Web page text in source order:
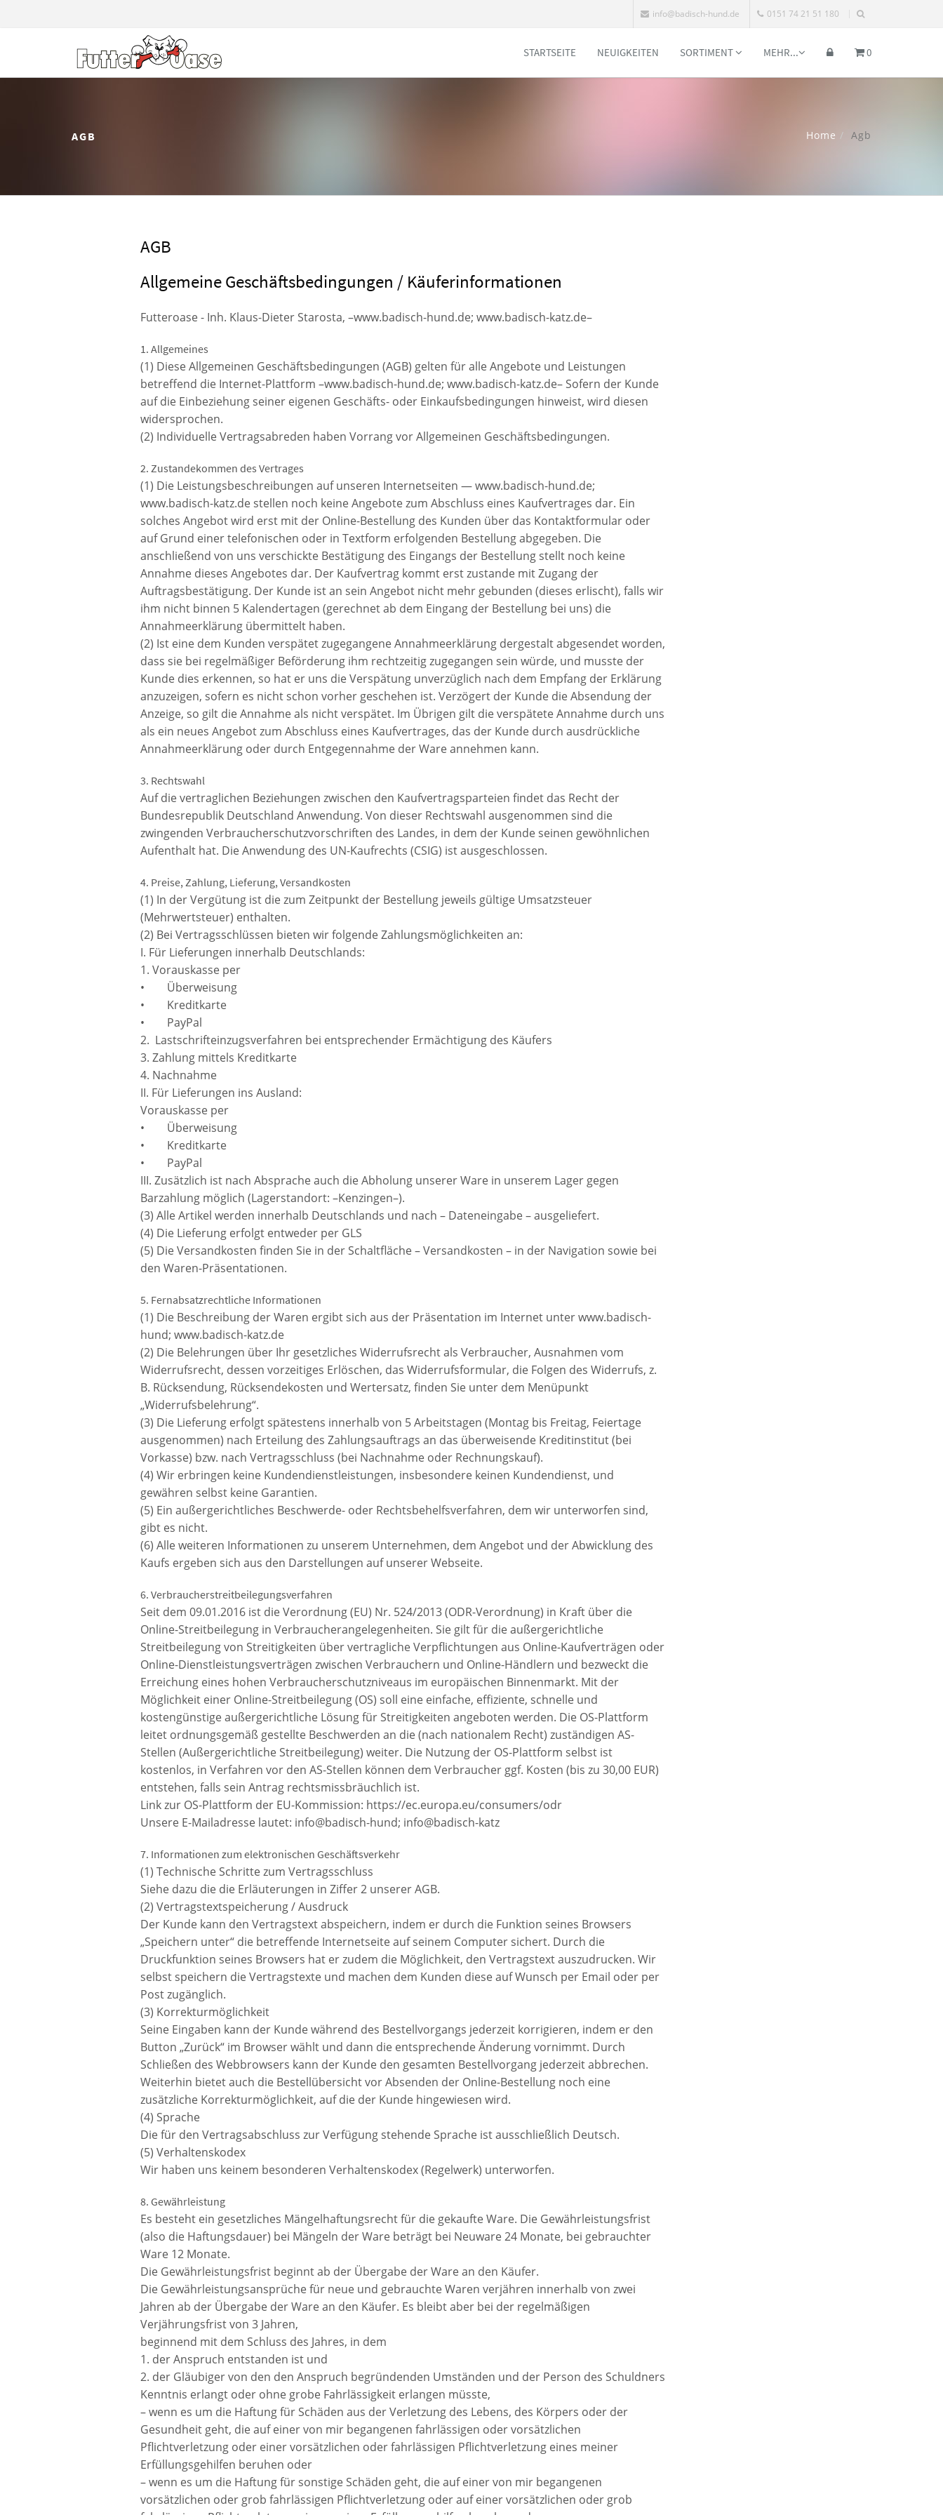
info@badisch-hund.de 0151 74 21 51 180
STARTSEITE NEUIGKEITEN SORTIMENT MEHR... 0
AGB Home Agb
AGB
Allgemeine Geschäftsbedingungen / Käuferinformationen
Futteroase - Inh. Klaus-Dieter Starosta, –www.badisch-hund.de; www.badisch-katz.de–
1. Allgemeines
(1) Diese Allgemeinen Geschäftsbedingungen (AGB) gelten für alle Angebote und Leistungen
betreffend die Internet-Plattform –www.badisch-hund.de; www.badisch-katz.de– Sofern der Kunde
auf die Einbeziehung seiner eigenen Geschäfts- oder Einkaufsbedingungen hinweist, wird diesen
widersprochen.
(2) Individuelle Vertragsabreden haben Vorrang vor Allgemeinen Geschäftsbedingungen.
2. Zustandekommen des Vertrages
(1) Die Leistungsbeschreibungen auf unseren Internetseiten — www.badisch-hund.de;
www.badisch-katz.de stellen noch keine Angebote zum Abschluss eines Kaufvertrages dar. Ein
solches Angebot wird erst mit der Online-Bestellung des Kunden über das Kontaktformular oder
auf Grund einer telefonischen oder in Textform erfolgenden Bestellung abgegeben. Die
anschließend von uns verschickte Bestätigung des Eingangs der Bestellung stellt noch keine
Annahme dieses Angebotes dar. Der Kaufvertrag kommt erst zustande mit Zugang der
Auftragsbestätigung. Der Kunde ist an sein Angebot nicht mehr gebunden (dieses erlischt), falls wir
ihm nicht binnen 5 Kalendertagen (gerechnet ab dem Eingang der Bestellung bei uns) die
Annahmeerklärung übermittelt haben.
(2) Ist eine dem Kunden verspätet zugegangene Annahmeerklärung dergestalt abgesendet worden,
dass sie bei regelmäßiger Beförderung ihm rechtzeitig zugegangen sein würde, und musste der
Kunde dies erkennen, so hat er uns die Verspätung unverzüglich nach dem Empfang der Erklärung
anzuzeigen, sofern es nicht schon vorher geschehen ist. Verzögert der Kunde die Absendung der
Anzeige, so gilt die Annahme als nicht verspätet. Im Übrigen gilt die verspätete Annahme durch uns
als ein neues Angebot zum Abschluss eines Kaufvertrages, das der Kunde durch ausdrückliche
Annahmeerklärung oder durch Entgegennahme der Ware annehmen kann.
3. Rechtswahl
Auf die vertraglichen Beziehungen zwischen den Kaufvertragsparteien findet das Recht der
Bundesrepublik Deutschland Anwendung. Von dieser Rechtswahl ausgenommen sind die
zwingenden Verbraucherschutzvorschriften des Landes, in dem der Kunde seinen gewöhnlichen
Aufenthalt hat. Die Anwendung des UN-Kaufrechts (CSIG) ist ausgeschlossen.
4. Preise, Zahlung, Lieferung, Versandkosten
(1) In der Vergütung ist die zum Zeitpunkt der Bestellung jeweils gültige Umsatzsteuer
(Mehrwertsteuer) enthalten.
(2) Bei Vertragsschlüssen bieten wir folgende Zahlungsmöglichkeiten an:
I. Für Lieferungen innerhalb Deutschlands:
1. Vorauskasse per
• Überweisung
• Kreditkarte
• PayPal
2. Lastschrifteinzugsverfahren bei entsprechender Ermächtigung des Käufers
3. Zahlung mittels Kreditkarte
4. Nachnahme
II. Für Lieferungen ins Ausland:
Vorauskasse per
• Überweisung
• Kreditkarte
• PayPal
III. Zusätzlich ist nach Absprache auch die Abholung unserer Ware in unserem Lager gegen
Barzahlung möglich (Lagerstandort: –Kenzingen–).
(3) Alle Artikel werden innerhalb Deutschlands und nach – Dateneingabe – ausgeliefert.
(4) Die Lieferung erfolgt entweder per GLS
(5) Die Versandkosten finden Sie in der Schaltfläche – Versandkosten – in der Navigation sowie bei
den Waren-Präsentationen.
5. Fernabsatzrechtliche Informationen
(1) Die Beschreibung der Waren ergibt sich aus der Präsentation im Internet unter www.badisch-
hund; www.badisch-katz.de
(2) Die Belehrungen über Ihr gesetzliches Widerrufsrecht als Verbraucher, Ausnahmen vom
Widerrufsrecht, dessen vorzeitiges Erlöschen, das Widerrufsformular, die Folgen des Widerrufs, z.
B. Rücksendung, Rücksendekosten und Wertersatz, finden Sie unter dem Menüpunkt
„Widerrufsbelehrung“.
(3) Die Lieferung erfolgt spätestens innerhalb von 5 Arbeitstagen (Montag bis Freitag, Feiertage
ausgenommen) nach Erteilung des Zahlungsauftrags an das überweisende Kreditinstitut (bei
Vorkasse) bzw. nach Vertragsschluss (bei Nachnahme oder Rechnungskauf).
(4) Wir erbringen keine Kundendienstleistungen, insbesondere keinen Kundendienst, und
gewähren selbst keine Garantien.
(5) Ein außergerichtliches Beschwerde- oder Rechtsbehelfsverfahren, dem wir unterworfen sind,
gibt es nicht.
(6) Alle weiteren Informationen zu unserem Unternehmen, dem Angebot und der Abwicklung des
Kaufs ergeben sich aus den Darstellungen auf unserer Webseite.
6. Verbraucherstreitbeilegungsverfahren
Seit dem 09.01.2016 ist die Verordnung (EU) Nr. 524/2013 (ODR-Verordnung) in Kraft über die
Online-Streitbeilegung in Verbraucherangelegenheiten. Sie gilt für die außergerichtliche
Streitbeilegung von Streitigkeiten über vertragliche Verpflichtungen aus Online-Kaufverträgen oder
Online-Dienstleistungsverträgen zwischen Verbrauchern und Online-Händlern und bezweckt die
Erreichung eines hohen Verbraucherschutzniveaus im europäischen Binnenmarkt. Mit der
Möglichkeit einer Online-Streitbeilegung (OS) soll eine einfache, effiziente, schnelle und
kostengünstige außergerichtliche Lösung für Streitigkeiten angeboten werden. Die OS-Plattform
leitet ordnungsgemäß gestellte Beschwerden an die (nach nationalem Recht) zuständigen AS-
Stellen (Außergerichtliche Streitbeilegung) weiter. Die Nutzung der OS-Plattform selbst ist
kostenlos, in Verfahren vor den AS-Stellen können dem Verbraucher ggf. Kosten (bis zu 30,00 EUR)
entstehen, falls sein Antrag rechtsmissbräuchlich ist.
Link zur OS-Plattform der EU-Kommission: https://ec.europa.eu/consumers/odr
Unsere E-Mailadresse lautet: info@badisch-hund; info@badisch-katz
7. Informationen zum elektronischen Geschäftsverkehr
(1) Technische Schritte zum Vertragsschluss
Siehe dazu die die Erläuterungen in Ziffer 2 unserer AGB.
(2) Vertragstextspeicherung / Ausdruck
Der Kunde kann den Vertragstext abspeichern, indem er durch die Funktion seines Browsers
„Speichern unter“ die betreffende Internetseite auf seinem Computer sichert. Durch die
Druckfunktion seines Browsers hat er zudem die Möglichkeit, den Vertragstext auszudrucken. Wir
selbst speichern die Vertragstexte und machen dem Kunden diese auf Wunsch per Email oder per
Post zugänglich.
(3) Korrekturmöglichkeit
Seine Eingaben kann der Kunde während des Bestellvorgangs jederzeit korrigieren, indem er den
Button „Zurück“ im Browser wählt und dann die entsprechende Änderung vornimmt. Durch
Schließen des Webbrowsers kann der Kunde den gesamten Bestellvorgang jederzeit abbrechen.
Weiterhin bietet auch die Bestellübersicht vor Absenden der Online-Bestellung noch eine
zusätzliche Korrekturmöglichkeit, auf die der Kunde hingewiesen wird.
(4) Sprache
Die für den Vertragsabschluss zur Verfügung stehende Sprache ist ausschließlich Deutsch.
(5) Verhaltenskodex
Wir haben uns keinem besonderen Verhaltenskodex (Regelwerk) unterworfen.
8. Gewährleistung
Es besteht ein gesetzliches Mängelhaftungsrecht für die gekaufte Ware. Die Gewährleistungsfrist
(also die Haftungsdauer) bei Mängeln der Ware beträgt bei Neuware 24 Monate, bei gebrauchter
Ware 12 Monate.
Die Gewährleistungsfrist beginnt ab der Übergabe der Ware an den Käufer.
Die Gewährleistungsansprüche für neue und gebrauchte Waren verjähren innerhalb von zwei
Jahren ab der Übergabe der Ware an den Käufer. Es bleibt aber bei der regelmäßigen
Verjährungsfrist von 3 Jahren,
beginnend mit dem Schluss des Jahres, in dem
1. der Anspruch entstanden ist und
2. der Gläubiger von den den Anspruch begründenden Umständen und der Person des Schuldners
Kenntnis erlangt oder ohne grobe Fahrlässigkeit erlangen müsste,
– wenn es um die Haftung für Schäden aus der Verletzung des Lebens, des Körpers oder der
Gesundheit geht, die auf einer von mir begangenen fahrlässigen oder vorsätzlichen
Pflichtverletzung oder einer vorsätzlichen oder fahrlässigen Pflichtverletzung eines meiner
Erfüllungsgehilfen beruhen oder
– wenn es um die Haftung für sonstige Schäden geht, die auf einer von mir begangenen
vorsätzlichen oder grob fahrlässigen Pflichtverletzung oder auf einer vorsätzlichen oder grob